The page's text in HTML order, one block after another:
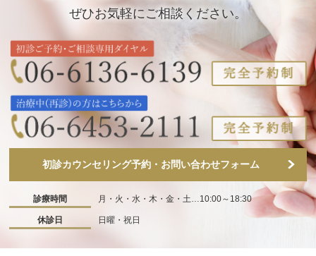
ぜひお気軽にご相談ください。
初診カウンセリング予約・お問い合わせフォーム
診療時間 月・火・水・木・金・土…10:00～18:30
休診日 日曜・祝日